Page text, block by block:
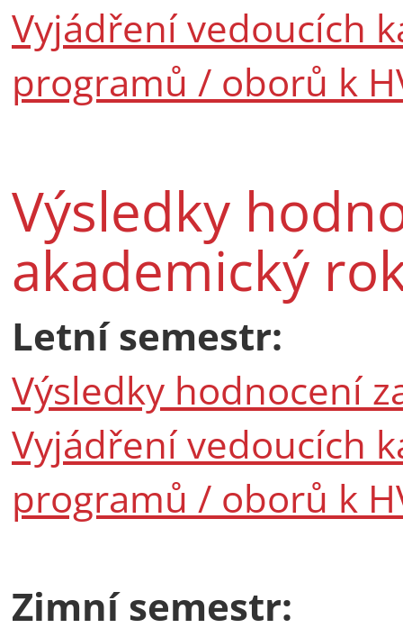
Vyjádření vedoucích
programů / oborů k
Výsledky
akademický
Letní semestr:
Výsledky hodnocení
Vyjádření vedoucích
programů / oborů k
Zimní semestr: